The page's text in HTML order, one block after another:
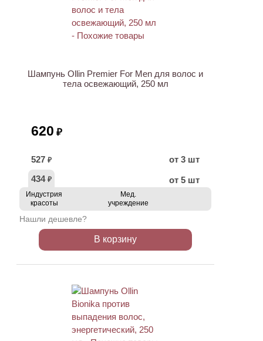
Шампунь Ollin Premier For Men для волос и
тела освежающий, 250 мл
620 ₽
527 ₽
от 3 шт
434 ₽ от 5 шт
Индустрия
красоты
Мед.
учреждение
Нашли дешевле?
В корзину